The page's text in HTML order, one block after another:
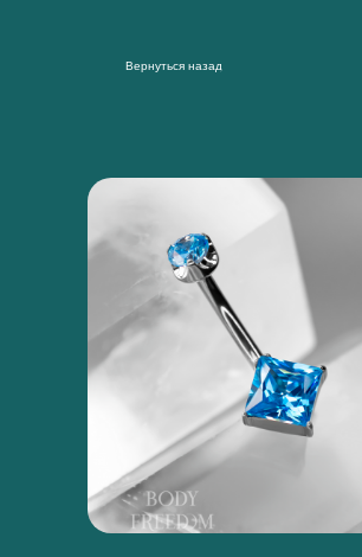
Вернуться назад